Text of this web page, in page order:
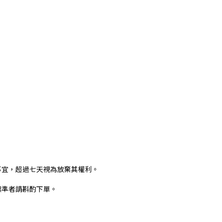
，超過七天視為放棄其權利。
者請斟酌下單。